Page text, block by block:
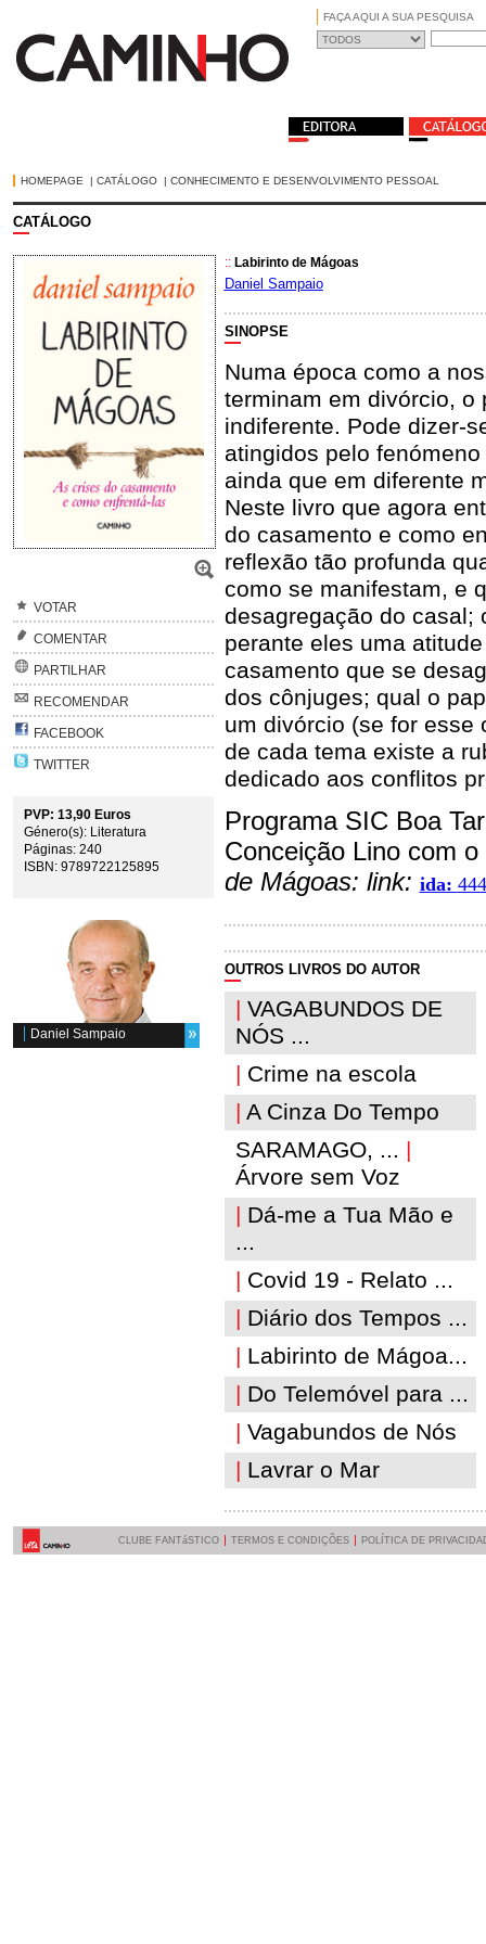
FAÇA AQUI A SUA PESQUISA
HOMEPAGE | CATÁLOGO| CONHECIMENTO E DESENVOLVIMENTO PESSOAL
CATÁLOGO
VOTAR
COMENTAR
PARTILHAR
RECOMENDAR
FACEBOOK
TWITTER
PVP: 13,90 Euros
Género(s): Literatura
Páginas: 240
ISBN: 9789722125895
Daniel Sampaio
:: Labirinto de Mágoas
Daniel Sampaio
SINOPSE
Numa época como a
terminam em divórcio, o
indiferente. Pode dizer-
atingidos pelo
ainda que em diferente
Neste livro que agora
do casamento e como
reflexão tão profunda
como se manifestam, e
desagregação do casal;
perante eles uma
casamento que se
dos cônjuges; qual o
um divórcio (se for esse
de cada tema existe a
dedicado aos conflitos
Programa SIC Boa
Conceição Lino com
de Mágoas: link: ida:
OUTROS LIVROS DO AUTOR
| VAGABUNDOS DE
NÓS ...
| Crime na escola
| A Cinza Do Tempo
SARAMAGO, ... |
Árvore sem Voz
| Dá-me a Tua Mão e
...
| Covid 19 - Relato ...
| Diário dos Tempos ...
| Labirinto de Mágoa...
| Do Telemóvel para ...
| Vagabundos de Nós
| Lavrar o Mar
CLUBE FANTáSTICO TERMOS E CONDIÇÕES POLÍTICA DE